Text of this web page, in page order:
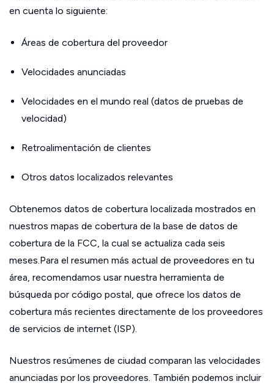
en cuenta lo siguiente:
Áreas de cobertura del proveedor
Velocidades anunciadas
Velocidades en el mundo real (datos de pruebas de
velocidad)
Retroalimentación de clientes
Otros datos localizados relevantes
Obtenemos datos de cobertura localizada mostrados en
nuestros mapas de cobertura de la base de datos de
cobertura de la FCC, la cual se actualiza cada seis
meses.Para el resumen más actual de proveedores en tu
área, recomendamos usar nuestra herramienta de
búsqueda por código postal, que ofrece los datos de
cobertura más recientes directamente de los proveedores
de servicios de internet (ISP).
Nuestros resúmenes de ciudad comparan las velocidades
anunciadas por los proveedores. También podemos incluir